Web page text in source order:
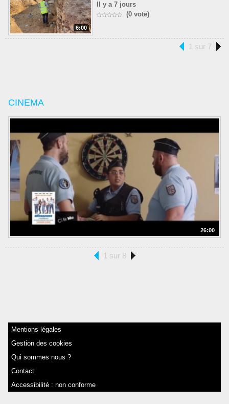
6:00
Il y a 7 jours
(0 vote)
1 sur 7
CINEMA
26:00
1 sur 8
Mentions légales
Gestion des cookies
Qui sommes nous ?
Contact
Accessibilité : non conforme